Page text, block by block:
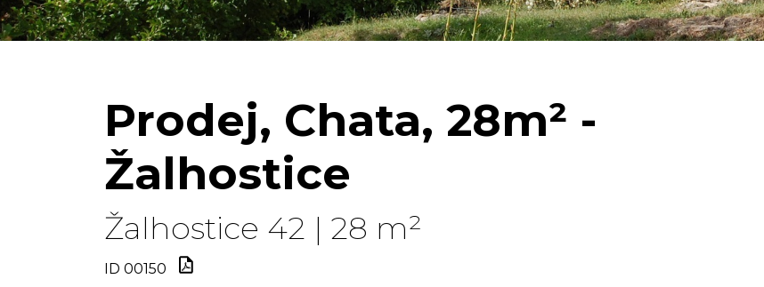
Prodej, Chata, 28m² -
Žalhostice
Žalhostice 42 | 28 m²
ID 00150